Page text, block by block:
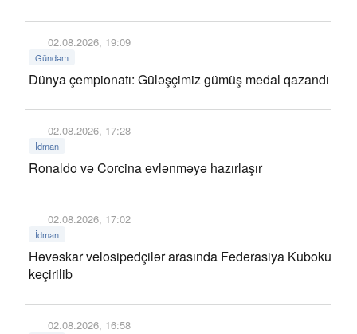
02.08.2026, 19:09
Gündəm
Dünya çempionatı: Güləşçimiz gümüş medal qazandı
02.08.2026, 17:28
İdman
Ronaldo və Corcina evlənməyə hazırlaşır
02.08.2026, 17:02
İdman
Həvəskar velosipedçilər arasında Federasiya Kuboku
keçirilib
02.08.2026, 16:58